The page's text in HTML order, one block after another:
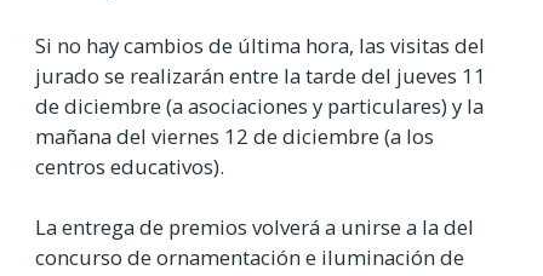
Si no hay cambios de última hora, las visitas del
jurado se realizarán entre la tarde del jueves 11
de diciembre (a asociaciones y particulares) y la
mañana del viernes 12 de diciembre (a los
centros educativos).
La entrega de premios volverá a unirse a la del
concurso de ornamentación e iluminación de